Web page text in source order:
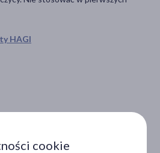
HAGI
cookie